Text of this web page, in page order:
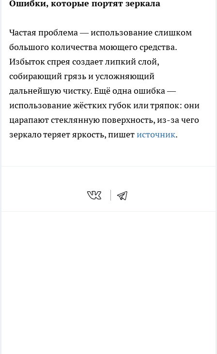
Ошибки, которые портят зеркала
Частая проблема — использование слишком
большого количества моющего средства.
Избыток спрея создает липкий слой,
собирающий грязь и усложняющий
дальнейшую чистку. Ещё одна ошибка —
использование жёстких губок или тряпок: они
царапают стеклянную поверхность, из-за чего
зеркало теряет яркость, пишетисточник.